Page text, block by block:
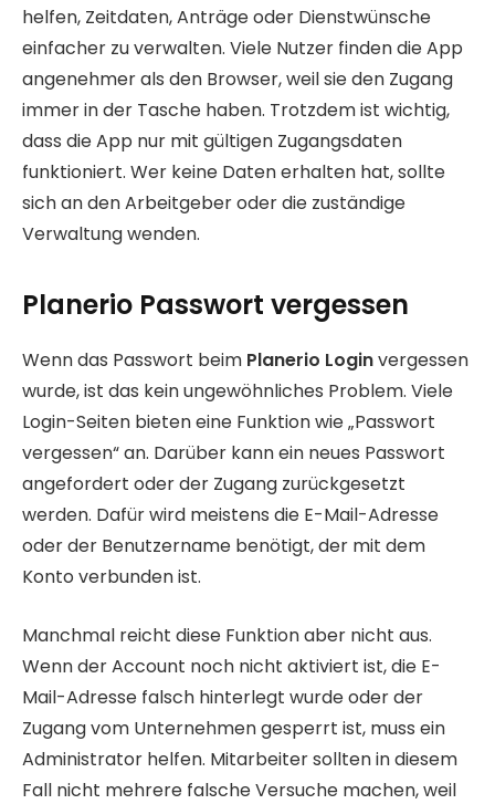
helfen, Zeitdaten, Anträge oder Dienstwünsche
einfacher zu verwalten. Viele Nutzer finden die App
angenehmer als den Browser, weil sie den Zugang
immer in der Tasche haben. Trotzdem ist wichtig,
dass die App nur mit gültigen Zugangsdaten
funktioniert. Wer keine Daten erhalten hat, sollte
sich an den Arbeitgeber oder die zuständige
Verwaltung wenden.
Planerio Passwort vergessen
Wenn das Passwort beim Planerio Loginvergessen
wurde, ist das kein ungewöhnliches Problem. Viele
Login-Seiten bieten eine Funktion wie „Passwort
vergessen“ an. Darüber kann ein neues Passwort
angefordert oder der Zugang zurückgesetzt
werden. Dafür wird meistens die E-Mail-Adresse
oder der Benutzername benötigt, der mit dem
Konto verbunden ist.
Manchmal reicht diese Funktion aber nicht aus.
Wenn der Account noch nicht aktiviert ist, die E-
Mail-Adresse falsch hinterlegt wurde oder der
Zugang vom Unternehmen gesperrt ist, muss ein
Administrator helfen. Mitarbeiter sollten in diesem
Fall nicht mehrere falsche Versuche machen, weil